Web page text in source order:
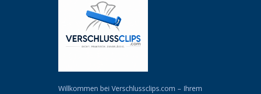
Willkommen bei Verschlussclips.com – Ihrem